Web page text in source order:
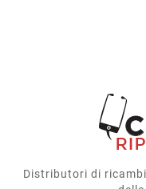
Distributori di